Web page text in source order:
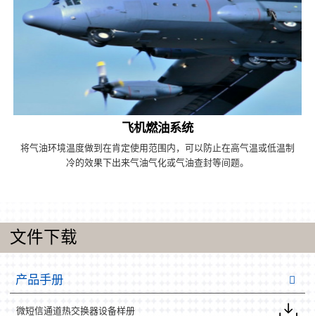
飞机燃油系统
将气油环境温度做到在肯定使用范围内，可以防止在高气温或低温制
冷的效果下出来气油气化或气油查封等间题。
文件下载
产品手册
微短信通道热交换器设备样册